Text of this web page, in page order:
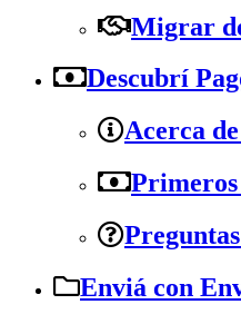
Migrar
Descubrí
Acerca
Primeros
Enviá con